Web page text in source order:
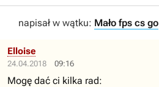
napisał w wątku: Mało fps cs go
24.04.2018 09:16
Elloise
Mogę dać ci kilka rad: